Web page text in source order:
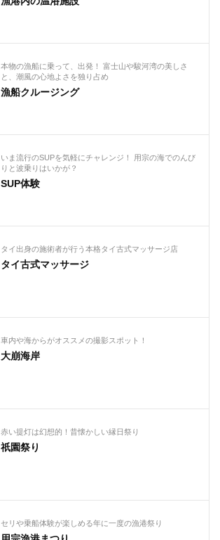
本物の漁船に乗って、出発！ 富士山や駿河湾の美しさ
と、潮風の心地よさを独り占め
漁船クルージング
いま流行のSUPを気軽にチャレンジ！ 用宗の海でのんび
りと波乗りはいかが？
SUP体験
タイ出身の施術者が行う本格タイ古式マッサージ店
タイ古式マッサージ
車内や海からがオススメの撮影スポット！
大崩海岸
赤い提灯は幻想的！昔懐かしい縁日祭り
祇園祭り
セリや乗船体験が楽しめる年に一度の漁港祭り